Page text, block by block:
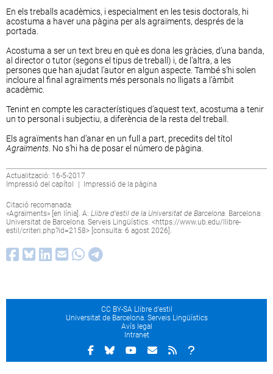
En els treballs acadèmics, i especialment en les tesis doctorals, hi
acostuma a haver una pàgina per als agraïments, després de la
portada.
Acostuma a ser un text breu en què es dona les gràcies, d’una banda,
al director o tutor (segons el tipus de treball) i, de l’altra, a les
persones que han ajudat l’autor en algun aspecte. També s’hi solen
incloure al final agraïments més personals no lligats a l’àmbit
acadèmic.
Tenint en compte les característiques d’aquest text, acostuma a tenir
un to personal i subjectiu, a diferència de la resta del treball.
Els agraïments han d’anar en un full a part, precedits del títol
Agraïments. No s’hi ha de posar el número de pàgina.
Actualització: 16-5-2017
Impressió del capítol
| Impressió de la pàgina
Citació recomanada:
«Agraïments» [en línia]. A: Llibre d’estil de la Universitat de Barcelona. Barcelona:
Universitat de Barcelona. Serveis Lingüístics. <https://www.ub.edu/llibre-
estil/criteri.php?id=2158> [consulta: 6 agost 2026].
CC BY-SA Llibre d’estil
Universitat de Barcelona. Serveis Lingüístics
Avís legal
Intranet